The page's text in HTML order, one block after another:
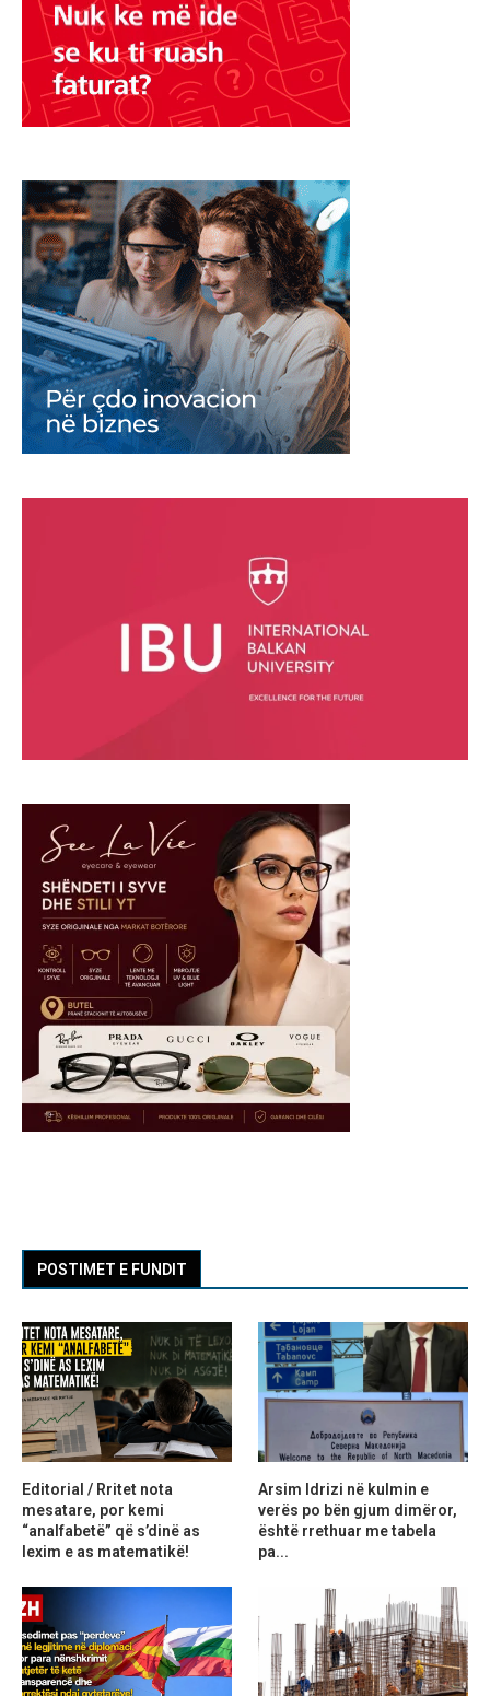
POSTIMET E FUNDIT
Editorial / Rritet nota
mesatare, por kemi
“analfabetë” që s’dinë as
lexim e as matematikë!
Arsim Idrizi në kulmin e
verës po bën gjum dimëror,
është rrethuar me tabela
pa...